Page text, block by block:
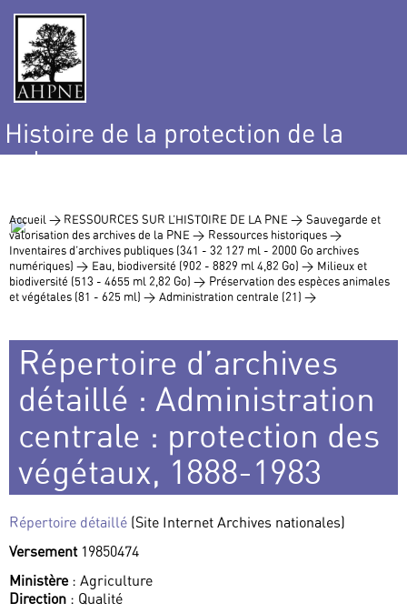
Histoire de la protection de la
nature
Accueil > RESSOURCES SUR L’HISTOIRE DE LA PNE > Sauvegarde et
valorisation des archives de la PNE > Ressources historiques >
Inventaires d’archives publiques (341 - 32 127 ml - 2000 Go archives
numériques) > Eau, biodiversité (902 - 8829 ml 4,82 Go) > Milieux et
biodiversité (513 - 4655 ml 2,82 Go) > Préservation des espèces animales
et végétales (81 - 625 ml) > Administration centrale (21) >
Répertoire d’archives
détaillé : Administration
centrale : protection des
végétaux, 1888-1983
Répertoire détaillé (Site Internet Archives nationales)
Versement 19850474
Ministère: Agriculture
Direction : Qualité